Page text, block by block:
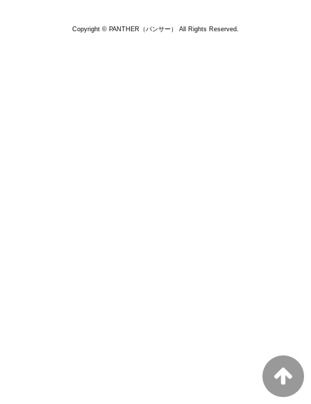
Copyright © PANTHER（パンサー） All Rights Reserved.